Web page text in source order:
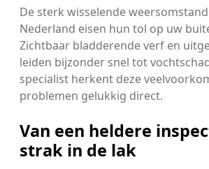
De sterk wisselende
Nederland eisen hun tol op uw
Zichtbaar bladderende verf en
leiden bijzonder snel tot
specialist herkent deze
problemen gelukkig direct.
Van een heldere
strak in de lak